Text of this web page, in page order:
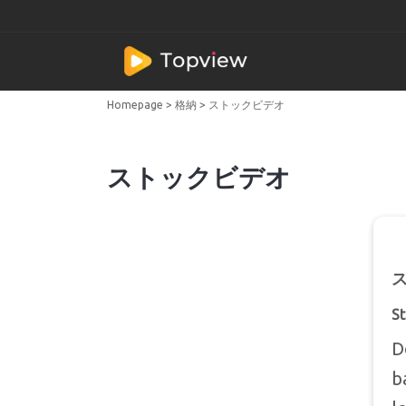
Homepage > 格納 > ストックビデオ
ストックビデオ